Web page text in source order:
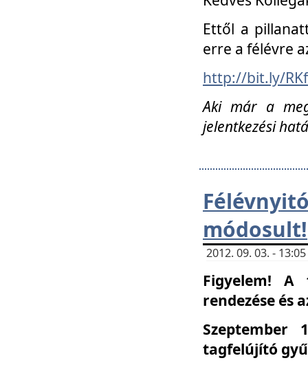
Ettől a
erre a félévre
http://bit.ly/
Aki már a
jelentkezési
módosult!
2012. 09. 03. -
Figyelem! A
rendezése és
Szeptember
tagfelújító